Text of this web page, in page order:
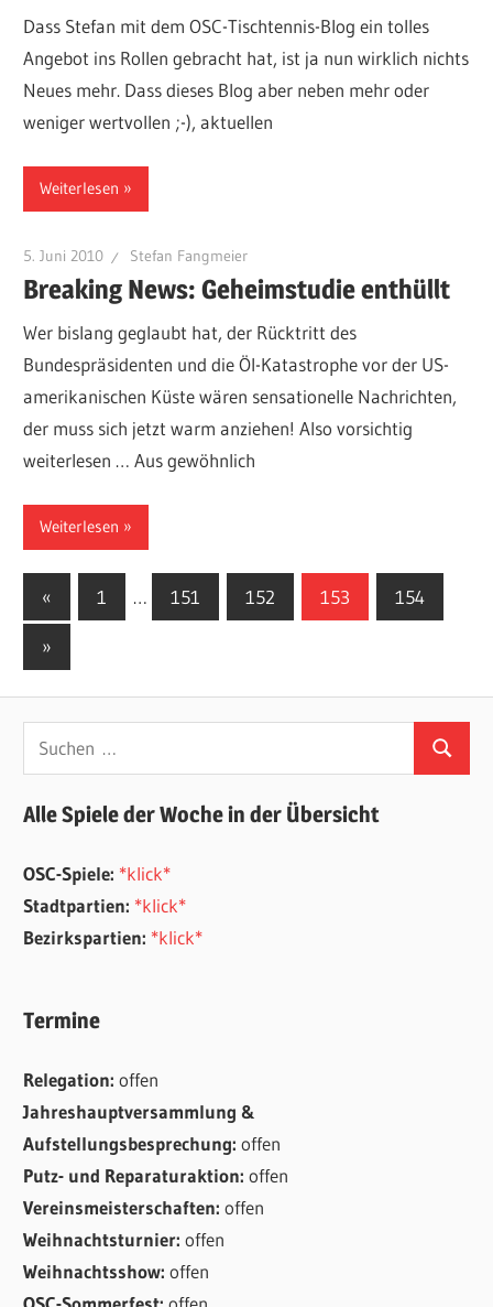
Dass Stefan mit dem OSC-Tischtennis-Blog ein tolles
Angebot ins Rollen gebracht hat, ist ja nun wirklich nichts
Neues mehr. Dass dieses Blog aber neben mehr oder
weniger wertvollen ;-), aktuellen
Weiterlesen
5. Juni 2010 Stefan Fangmeier
Breaking News: Geheimstudie enthüllt
Wer bislang geglaubt hat, der Rücktritt des
Bundespräsidenten und die Öl-Katastrophe vor der US-
amerikanischen Küste wären sensationelle Nachrichten,
der muss sich jetzt warm anziehen! Also vorsichtig
weiterlesen … Aus gewöhnlich
Weiterlesen
Seitennummerierung
der
Beiträge
« Vorherige
Beiträge
1 … 151 152 153 154
Nächste
Beiträge
»
Suchen
nach:
Suchen
Alle Spiele der Woche in der Übersicht
OSC-Spiele: *klick*
Stadtpartien: *klick*
Bezirkspartien: *klick*
Termine
Relegation:offen
Jahreshauptversammlung &
Aufstellungsbesprechung:offen
Putz- und Reparaturaktion:offen
Vereinsmeisterschaften:offen
Weihnachtsturnier:offen
Weihnachtsshow:offen